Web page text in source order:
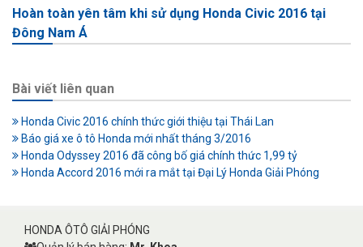
Hoàn toàn yên tâm khi sử dụng Honda Civic 2016 tại
Đông Nam Á
Bài viết liên quan
Honda Civic 2016 chính thức giới thiệu tại Thái Lan
Báo giá xe ô tô Honda mới nhất tháng 3/2016
Honda Odyssey 2016 đã công bố giá chính thức 1,99 tỷ
Honda Accord 2016 mới ra mắt tại Đại Lý Honda Giải Phóng
HONDA ÔTÔ GIẢI PHÓNG